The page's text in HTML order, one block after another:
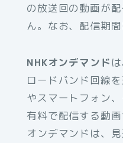
の放送回の動画が
ん。なお、配信期間
NHKオンデマンド
ロードバンド回線
やスマートフォン
有料で配信する動
オンデマンドは、